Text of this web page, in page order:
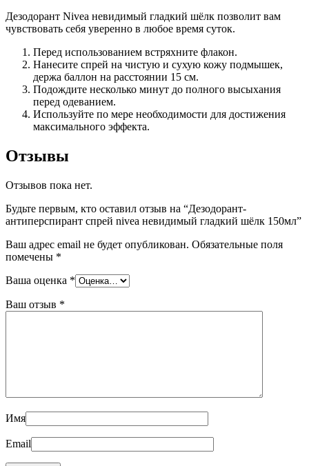
Дезодорант Nivea невидимый гладкий шёлк позволит вам
чувствовать себя уверенно в любое время суток.
Перед использованием встряхните флакон.
Нанесите спрей на чистую и сухую кожу подмышек,
держа баллон на расстоянии 15 см.
Подождите несколько минут до полного высыхания
перед одеванием.
Используйте по мере необходимости для достижения
максимального эффекта.
Отзывы
Отзывов пока нет.
Будьте первым, кто оставил отзыв на “Дезодорант-
антиперспирант спрей nivea невидимый гладкий шёлк 150мл”
Ваш адрес email не будет опубликован. Обязательные поля
помечены *
Ваша оценка *
Ваш отзыв *
Имя
Email